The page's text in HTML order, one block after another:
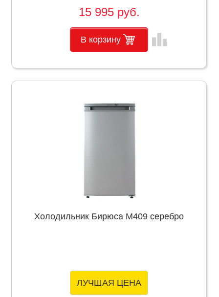
15 995 руб.
В корзину leaderboard
Холодильник Бирюса М409 серебро
ЛУЧШАЯ ЦЕНА